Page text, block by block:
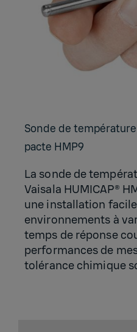
Sonde de
pacte HMP9
La sonde de
Vaisala HUMICAP®
une installation
environnements à
temps de réponse
performances de
tolérance chimique